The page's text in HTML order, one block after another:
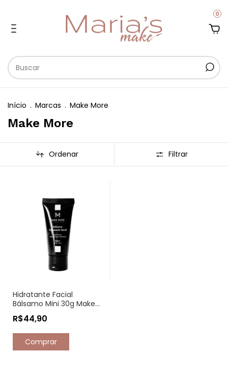
0
Início . Marcas . Make More
Make More
Ordenar Filtrar
Hidratante Facial
Bálsamo Mini 30g Make
More
R$44,90